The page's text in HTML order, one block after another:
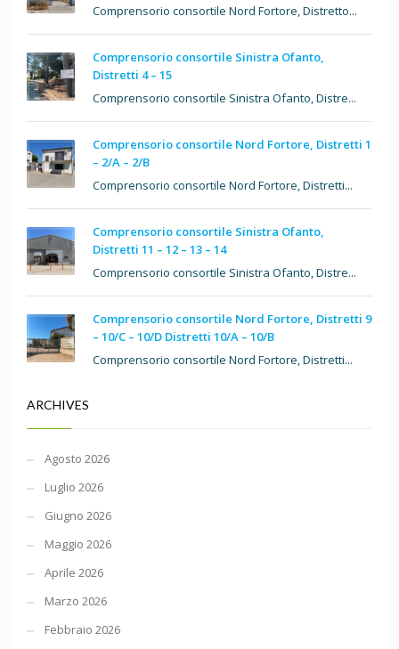
Comprensorio consortile Nord Fortore, Distretto...
Comprensorio consortile Sinistra Ofanto,
Distretti 4 – 15
Comprensorio consortile Sinistra Ofanto, Distre...
Comprensorio consortile Nord Fortore, Distretti 1
– 2/A – 2/B
Comprensorio consortile Nord Fortore, Distretti...
Comprensorio consortile Sinistra Ofanto,
Distretti 11 – 12 – 13 – 14
Comprensorio consortile Sinistra Ofanto, Distre...
Comprensorio consortile Nord Fortore, Distretti 9
– 10/C – 10/D Distretti 10/A – 10/B
Comprensorio consortile Nord Fortore, Distretti...
ARCHIVES
Agosto 2026
Luglio 2026
Giugno 2026
Maggio 2026
Aprile 2026
Marzo 2026
Febbraio 2026